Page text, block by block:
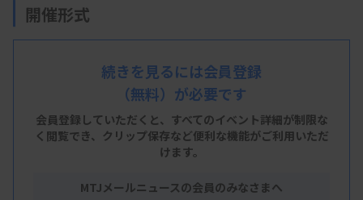
開催形式
現地開催
リップルスクエア アーバンネット名古屋ビル
名古屋市東区東桜1-1-10 アーバンネット名古屋ビル20F
続きを見るには会員登録
（無料）が必要です
会員登録していただくと、すべてのイベント詳細が制限な
く閲覧でき、 クリップ保存など便利な機能がご利用いただ
けます。
MTJメールニュースの会員のみなさまへ